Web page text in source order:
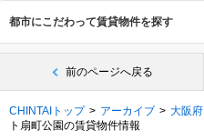
都市にこだわって賃貸物件を探す
前のページへ戻る
CHINTAIトップ アーカイブ 大阪府
ト扇町公園の賃貸物件情報